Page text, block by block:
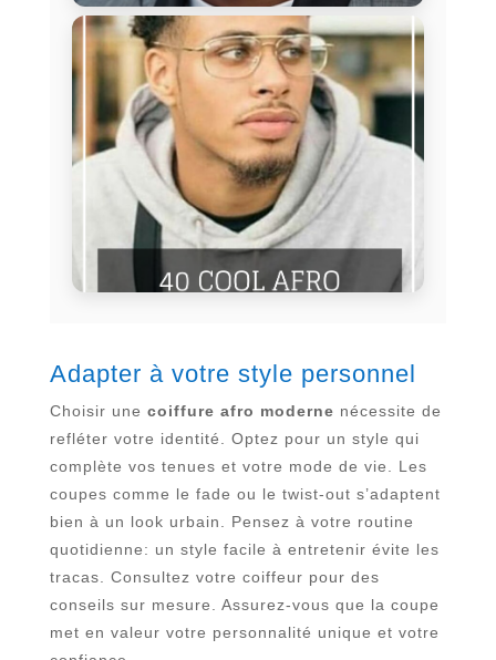
Adapter à votre style personnel
Choisir une coiffure afro moderne nécessite de
refléter votre identité. Optez pour un style qui
complète vos tenues et votre mode de vie. Les
coupes comme le fade ou le twist-out s’adaptent
bien à un look urbain. Pensez à votre routine
quotidienne: un style facile à entretenir évite les
tracas. Consultez votre coiffeur pour des
conseils sur mesure. Assurez-vous que la coupe
met en valeur votre personnalité unique et votre